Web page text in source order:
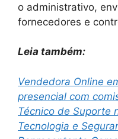
o administrativo,
fornecedores e
Leia também:
Vendedora Online
presencial com
Técnico de Suporte
Tecnologia e